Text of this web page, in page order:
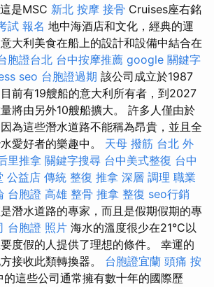
這是MSC 新北 按摩 接骨 Cruises座右銘
試 報名 地中海酒店和文化，經典的運
大利美食在船上的設計和設備中結合在
胞證台北 台中按摩推薦 google 關鍵字
seo 台胞證過期 該公司成立於1987
前有19艘船的意大利所有者，到2027
將由另外10艘船擴大。 許多人僅由於
為這些潛水道路不能稱為昂貴，並且全
愛好者的樂趣中。 天母 撥筋 台北 外
里推拿 關鍵字搜尋 台中美式整復 台中
公益店 傳統 整復 推拿 深層 調理 職業
台胞證 高雄 整骨 推拿 整復 seo行銷
潛水道路的專家，而且是假期假期的專
台胞證 照片 海水的溫度很少在21°C以
度假的人提供了理想的條件。 幸運的
接收此類轉換器。 台胞證宜蘭 頭痛 按
的這些公司通常擁有數十年的國際歷